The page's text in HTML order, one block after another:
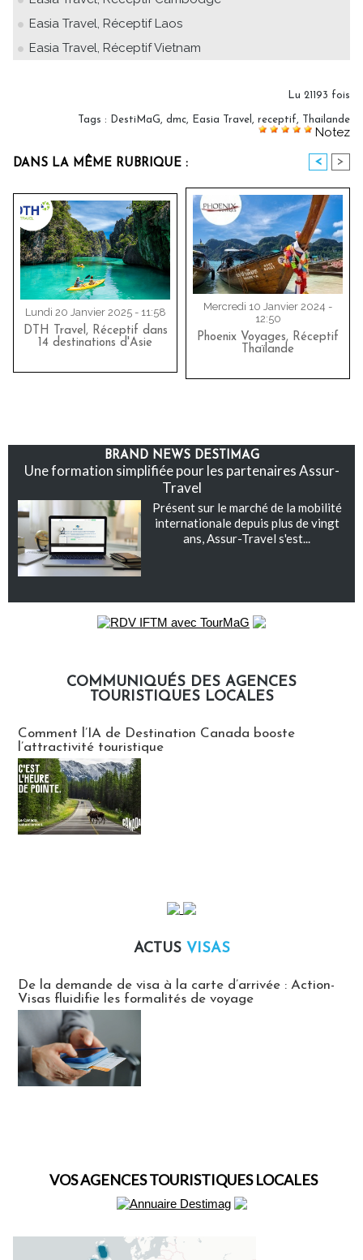
Easia Travel, Réceptif Laos
Easia Travel, Réceptif Vietnam
Lu 21193 fois
Tags : DestiMaG, dmc, Easia Travel , receptif, Thailande
Notez
DANS LA MÊME RUBRIQUE : < >
Lundi 20 Janvier 2025 - 11:58
DTH Travel, Réceptif dans
14 destinations d'Asie
Mercredi 10 Janvier 2024 -
12:50
Phoenix Voyages, Réceptif
Thaïlande
BRAND NEWS DESTIMAG
Une formation simplifiée pour les partenaires Assur-
Travel
Présent sur le marché de la mobilité
internationale depuis plus de vingt
ans, Assur-Travel s'est...
COMMUNIQUÉS DES AGENCES
TOURISTIQUES LOCALES
Comment l’IA de Destination Canada booste
l’attractivité touristique
ACTUS VISAS
De la demande de visa à la carte d’arrivée : Action-
Visas fluidifie les formalités de voyage
VOS AGENCES TOURISTIQUES LOCALES